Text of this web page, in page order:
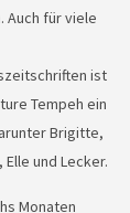
Auch für viele
ist
Tempeh ein
Brigitte,
Elle und Lecker.
Monaten